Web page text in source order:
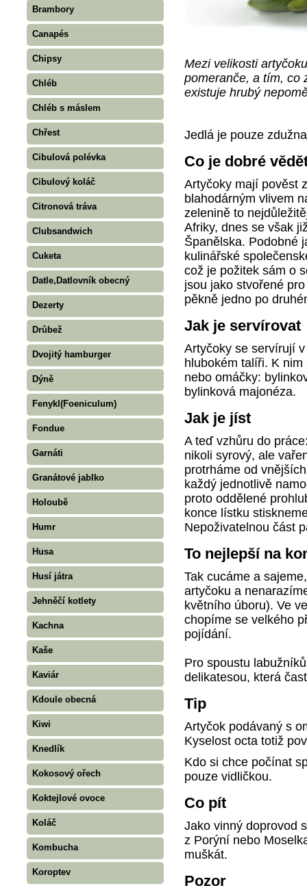
Brambory
Canapés
Chipsy
Chléb
Chléb s máslem
Chřest
Cibulová polévka
Cibulový koláč
Citronová tráva
Clubsandwich
Cuketa
Datle,Datlovník obecný
Dezerty
Drůbež
Dvojitý hamburger
Dýně
Fenykl(Foeniculum)
Fondue
Garnáti
Granátové jablko
Holoubě
Humr
Husa
Husí játra
Jehněčí kotlety
Kachna
Kaše
Kaviár
Kdoule obecná
Kiwi
Knedlík
Kokosový ořech
Koktejlové ovoce
Koláč
Kombucha
Koroptev
Mezi velikosti
pomeranče, a tím, co
existuje hrubý
Jedlá je pouze
Co je dobré
Artyčoky mají pověst
blahodárným vlivem
zelenině to
Afriky, dnes se však
Španělska. Podobné
kulinářské
což je požitek sám o
jsou jako stvořené
pěkně jedno po
Jak je servírovat
Artyčoky se servírují
hlubokém talíři. K
nebo omáčky:
bylinková majonéza.
Jak je jíst
A teď vzhůru do
nikoli syrový, ale
protrháme od
každý jednotlivě
proto oddělené
konce lístku
Nepoživatelnou část
To nejlepší na
Tak cucáme a
artyčoku a
květního úboru). Ve
chopíme se velkého
pojídání.
Pro spoustu
delikatesou, která
Tip
Artyčok podávaný s
Kyselost octa totiž
Kdo si chce počínat
pouze vidličkou.
Co pít
Jako vinný doprovod
z Porýní nebo
muškát.
Pozor